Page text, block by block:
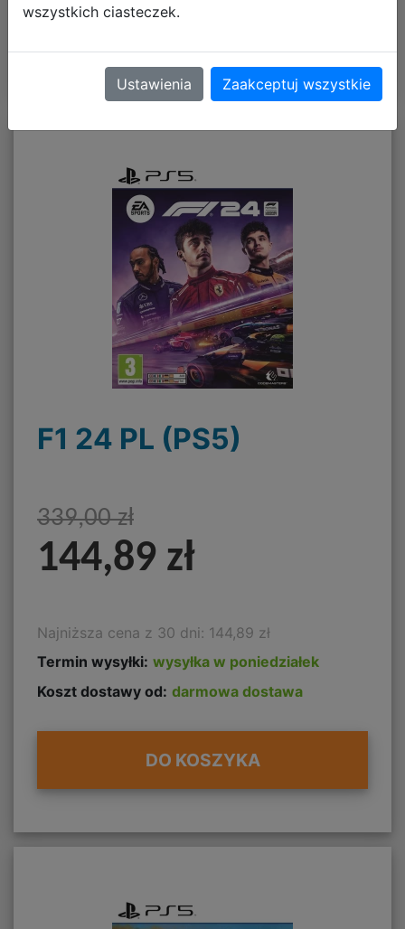
F1 24 PL (PS5)
339,00 zł
144,89 zł
Najniższa cena z 30 dni: 144,89 zł
Termin wysyłki: wysyłka w poniedziałek
Koszt dostawy od: darmowa dostawa
DO KOSZYKA
wszystkich ciasteczek.
Ustawienia Zaakceptuj wszystkie